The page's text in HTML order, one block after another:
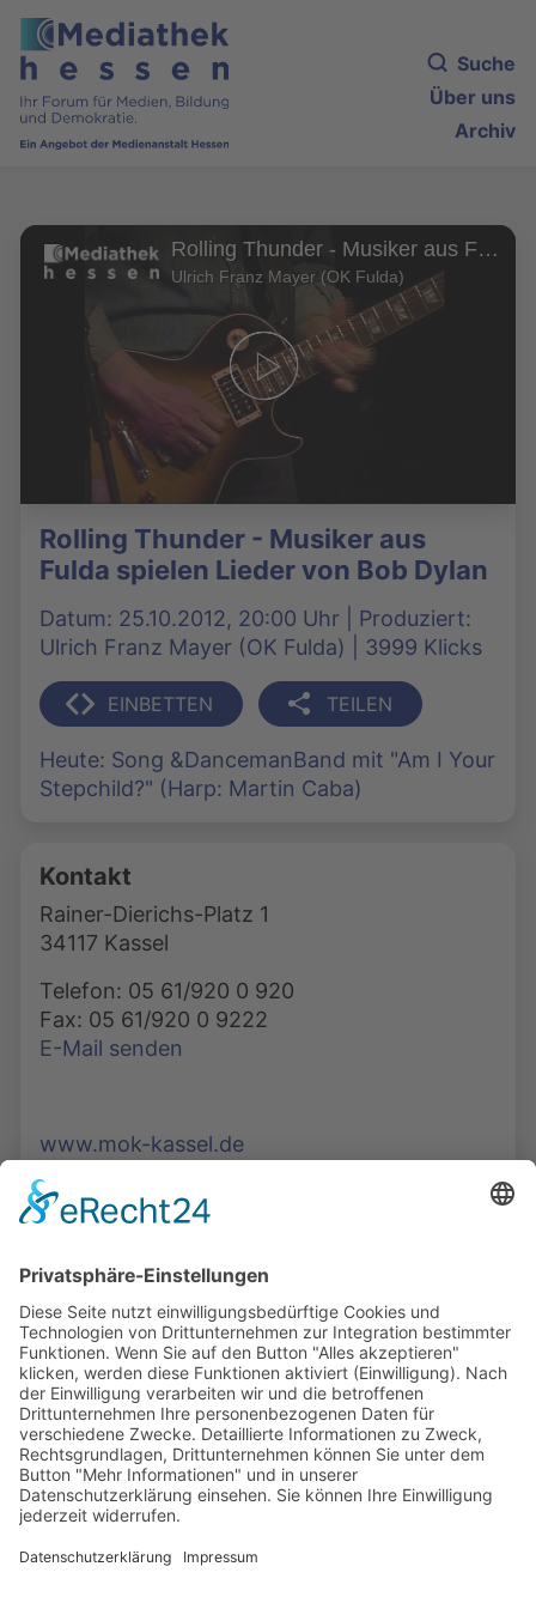
Suche
Über uns
Archiv
Rolling Thunder - Musiker aus Fulda spielen Lieder von Bob Dylan
Ulrich Franz Mayer (OK Fulda)
Rolling Thunder - Musiker aus
Fulda spielen Lieder von Bob Dylan
Datum: 25.10.2012, 20:00 Uhr | Produziert:
Ulrich Franz Mayer (OK Fulda) | 3999 Klicks
EINBETTEN TEILEN
Heute: Song &DancemanBand mit "Am I Your
Stepchild?" (Harp: Martin Caba)
Kontakt
Rainer-Dierichs-Platz 1
34117 Kassel
Telefon: 05 61/920 0 920
Fax: 05 61/920 0 9222
E-Mail senden
www.mok-kassel.de
Podcasts, Themen und Informationen.
Entdecken Sie unser Forum für Medien, Bildung
und Demokratie - jederzeit und überall
verfügbar.
Mehr erfahren